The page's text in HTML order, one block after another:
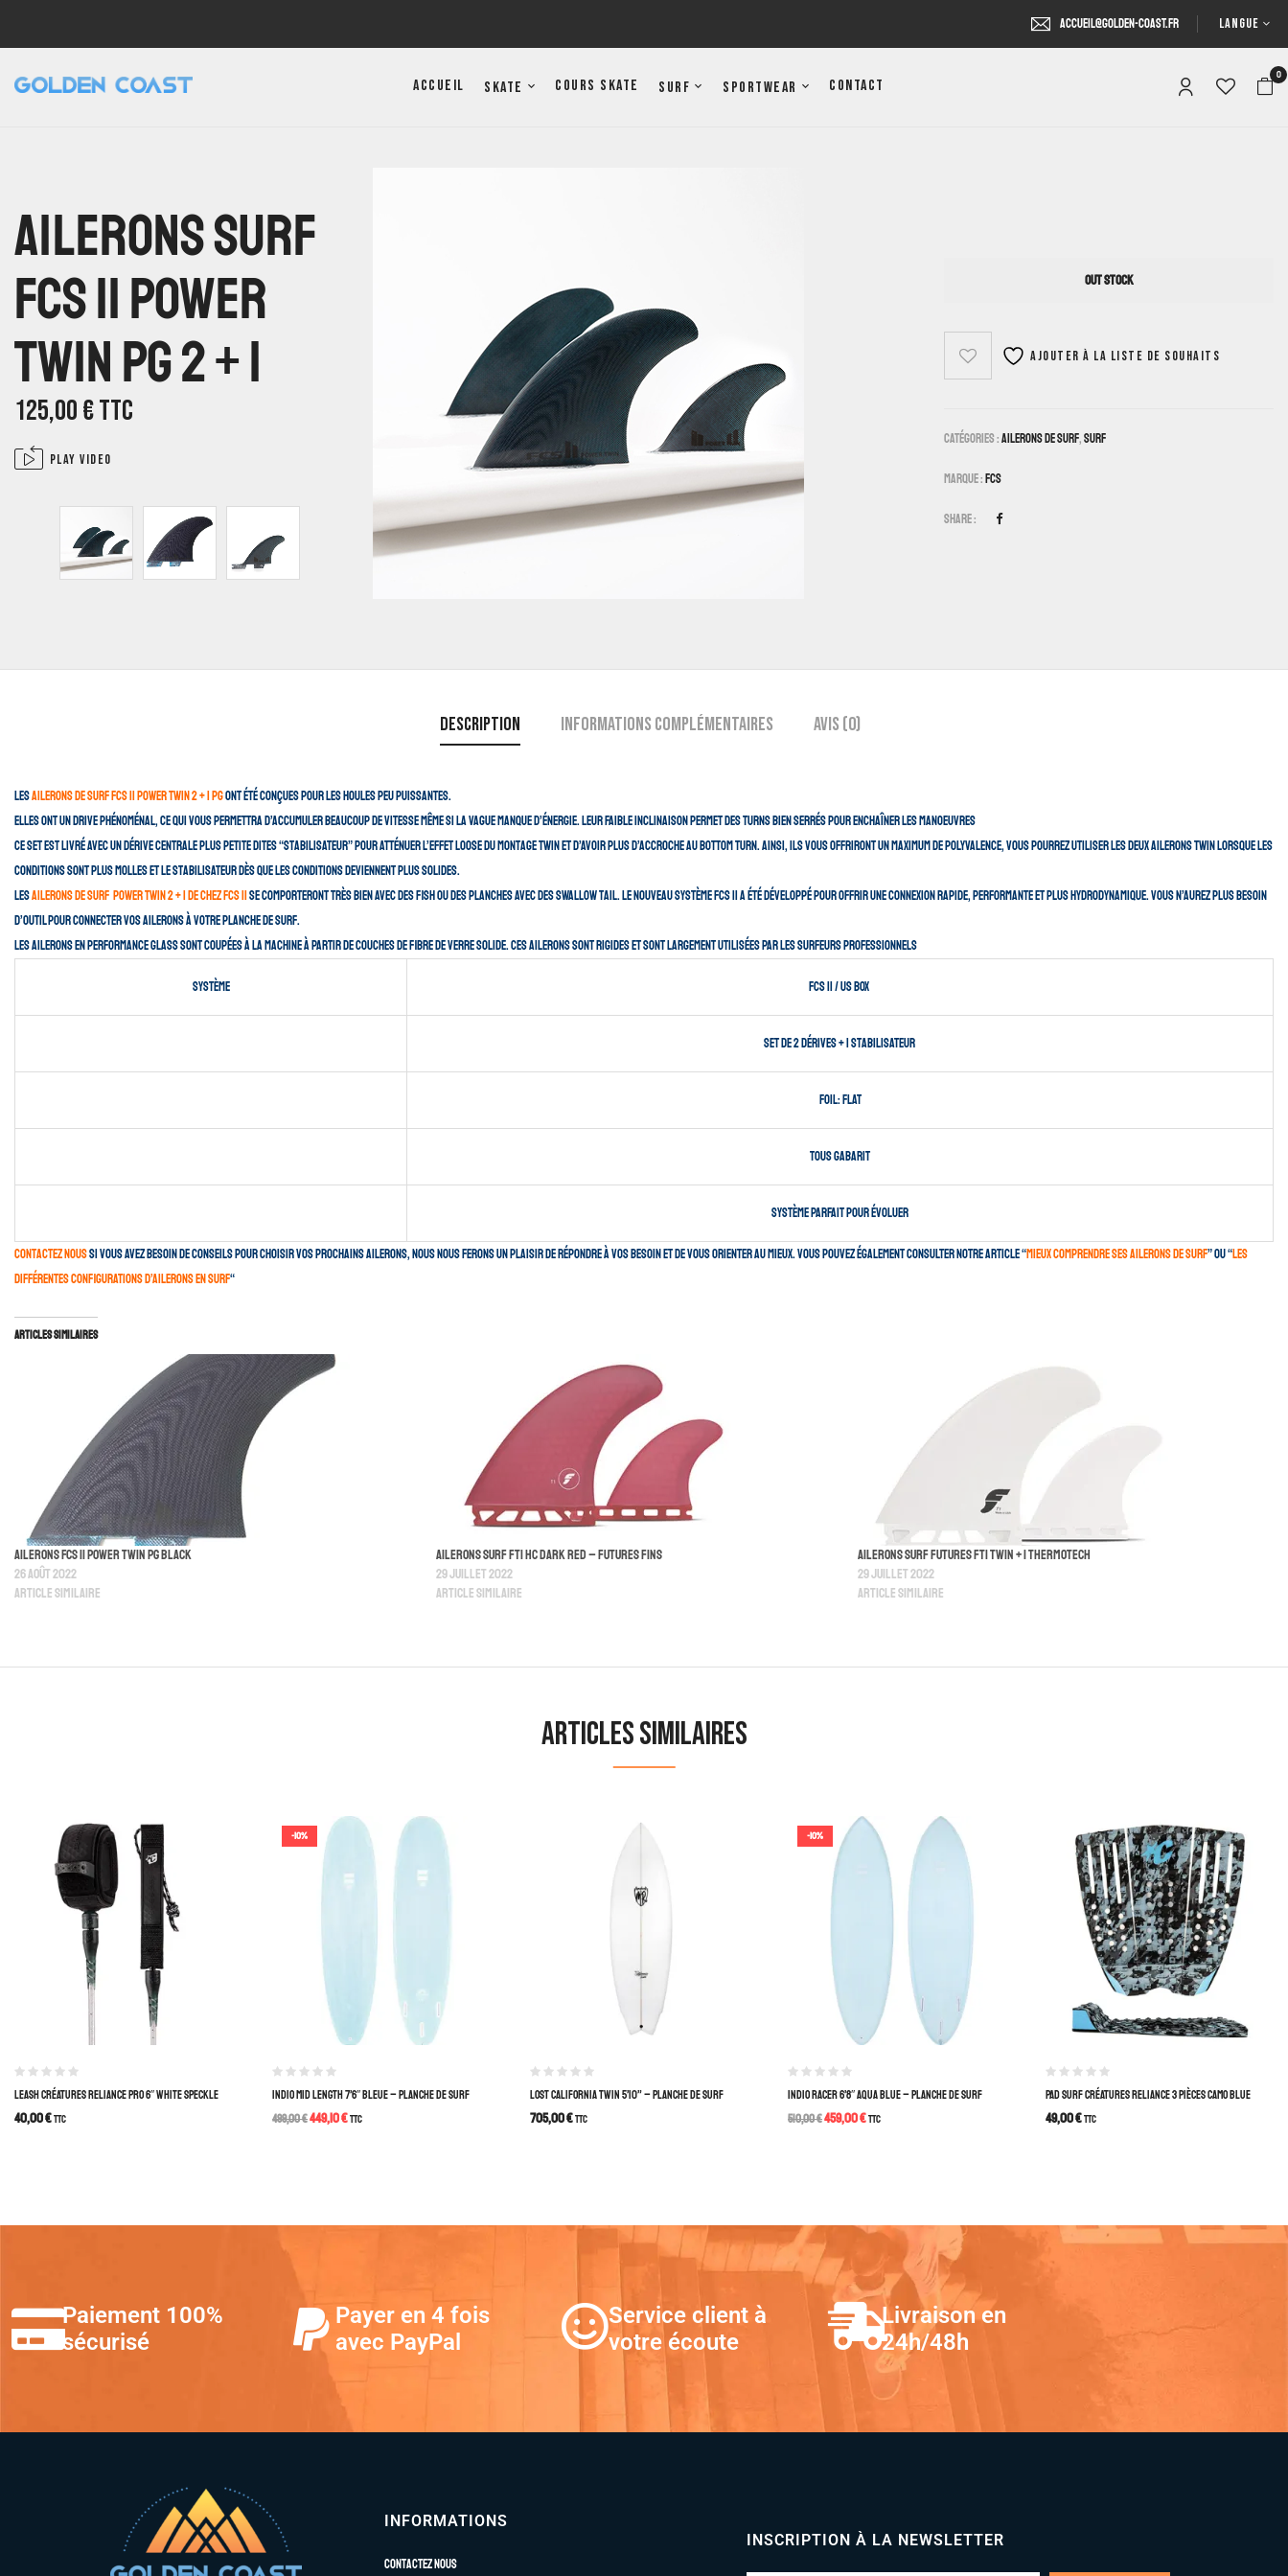
accueil@golden-coast.fr LANGUE
Accueil Skate Cours Skate Surf Sportwear Contact
0
Ailerons Surf
FCS II Power
Twin PG 2 + 1
125,00€TTC
Play video
OUT STOCK
Ajouter à la liste de souhaits
Catégories :Ailerons De Surf,Surf
Marque : FCS
Share :
Description Informations complémentaires Avis (0)
Lesailerons de surf FCS II Power Twin 2 + 1 PGont été conçues pour les houles peu puissantes.
Elles ont un drive phénoménal, ce qui vous permettra d’accumuler beaucoup de vitesse même si la vague manque d’énergie. Leur faible inclinaison permet des turns bien serrés pour enchaîner les manoeuvres
Ce set est livré avec un dérive centrale plus petite dites “stabilisateur” pour atténuer l’effet loose du montage twin et d’avoir plus d’accroche au bottom turn. Ainsi, ils vous offriront un maximum de polyvalence, vous pourrez utiliser les deux ailerons Twin lorsque les
conditions sont plus molles et le stabilisateur dès que les conditions deviennent plus solides.
Lesailerons de surf Power Twin 2 + 1 de chez FCS II
se comporteront très bien avec des fish ou des planches avec des swallow tail. Le nouveau système FCS II a été développé pour offrir une connexion rapide, performante et plus hydrodynamique. Vous n’aurez plus besoin
d’outil pour connecter vos ailerons à votre planche de surf.
Les ailerons en Performance Glass sont coupées à la machine à partir de couches de fibre de verre solide. Ces ailerons sont rigides et sont largement utilisées par les surfeurs professionnels
Système FCS II / US BOX
Set de 2 dérives + 1 stabilisateur
Foil: Flat
Tous gabarit
Système parfait pour évoluer
Contactez noussi vous avez besoin de conseils pour choisir vos prochains ailerons, nous nous ferons un plaisir de répondre à vos besoin et de vous orienter au mieux. Vous pouvez également consulter notre article “mieux comprendre ses ailerons de surf” ou “les
différentes configurations d’ailerons en surf“
Articles similaires
Ailerons FCS II Power Twin PG Black
26 août 2022
Article similaire
Ailerons Surf FT1 HC Dark Red – Futures Fins
29 juillet 2022
Article similaire
Ailerons Surf Futures FT1 Twin + 1 Thermotech
29 juillet 2022
Article similaire
Articles similaires
LEASH CRÉATURES RELIANCE PRO 6″ WHITE SPECKLE
40,00€TTC
-10%
INDIO MID LENGTH 7’6″ BLEUE – PLANCHE DE SURF
499,00€449,10€TTC
LOST CALIFORNIA TWIN 5’10” – PLANCHE DE SURF
705,00€TTC
-10%
INDIO RACER 6’8″ AQUA BLUE – PLANCHE DE SURF
510,00€459,00€TTC
PAD SURF CRÉATURES RELIANCE 3 PIÈCES CAMO BLUE
49,00€TTC
Paiement 100%
sécurisé
Payer en 4 fois
avec PayPal
Service client à
votre écoute
Livraison en
24h/48h
INFORMATIONS
Contactez nous
INSCRIPTION À LA NEWSLETTER